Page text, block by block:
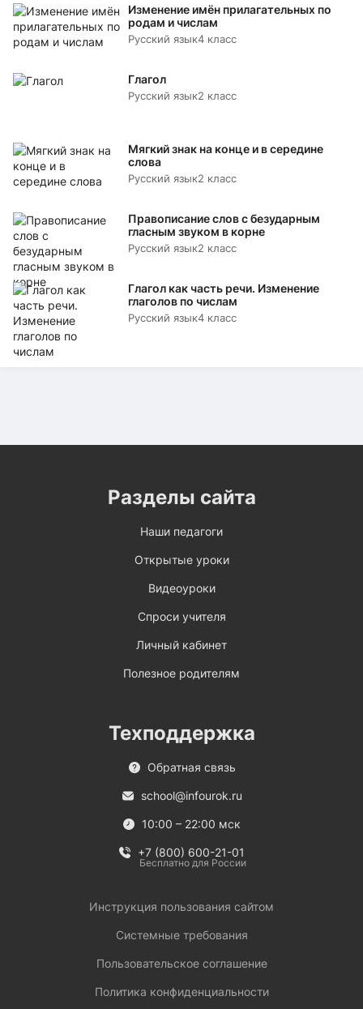
Изменение имён прилагательных по
родам и числам
Русский язык4 класс
Глагол
Русский язык2 класс
Мягкий знак на конце и в середине
слова
Русский язык2 класс
Правописание слов с безударным
гласным звуком в корне
Русский язык2 класс
Глагол как часть речи. Изменение
глаголов по числам
Русский язык4 класс
Разделы сайта
Наши педагоги
Открытые уроки
Видеоуроки
Спроси учителя
Личный кабинет
Полезное родителям
Техподдержка
Обратная связь
school@infourok.ru
10:00 – 22:00 мск
+7 (800) 600-21-01
Бесплатно для России
Инструкция пользования сайтом
Системные требования
Пользовательское соглашение
Политика конфиденциальности